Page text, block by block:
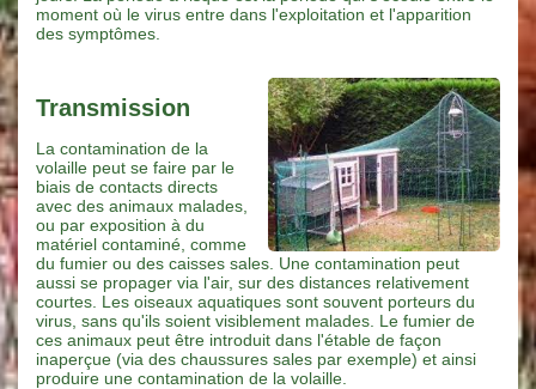
moment où le virus entre dans l'exploitation et l'apparition
des symptômes.
Transmission
La contamination de la
volaille peut se faire par le
biais de contacts directs
avec des animaux malades,
ou par exposition à du
matériel contaminé, comme
du fumier ou des caisses sales. Une contamination peut
aussi se propager via l'air, sur des distances relativement
courtes. Les oiseaux aquatiques sont souvent porteurs du
virus, sans qu'ils soient visiblement malades. Le fumier de
ces animaux peut être introduit dans l'étable de façon
inaperçue (via des chaussures sales par exemple) et ainsi
produire une contamination de la volaille.